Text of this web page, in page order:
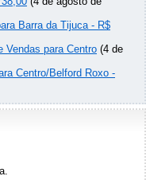
Barra da Tijuca - R$
Vendas para Centro (4 de
Centro/Belford Roxo -